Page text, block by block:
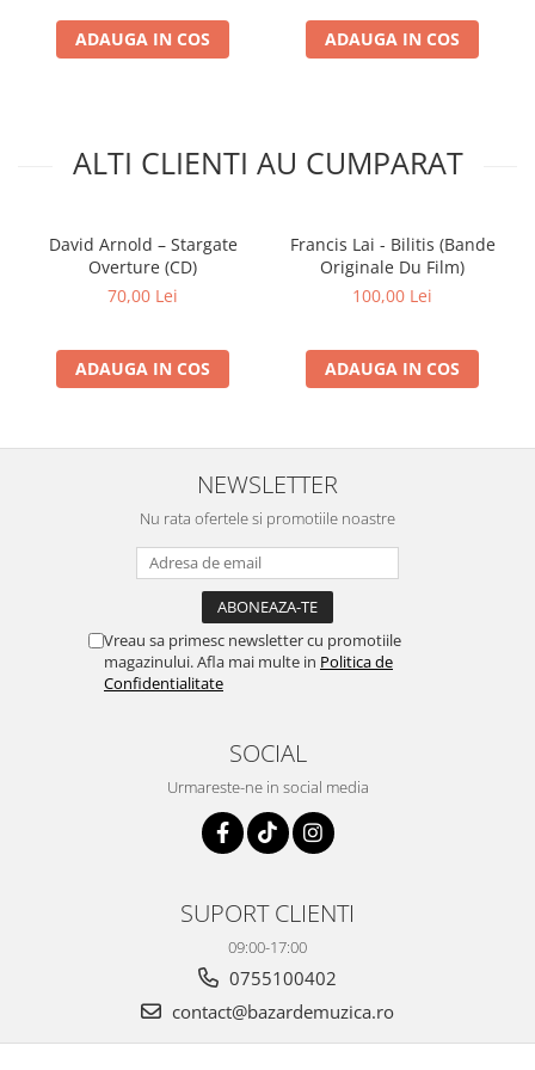
ADAUGA IN COS ADAUGA IN COS
ALTI CLIENTI AU CUMPARAT
David Arnold – Stargate
Overture (CD)
70,00 Lei
ADAUGA IN COS
Francis Lai - Bilitis (Bande
Originale Du Film)
100,00 Lei
ADAUGA IN COS
NEWSLETTER
Nu rata ofertele si promotiile noastre
Vreau sa primesc newsletter cu promotiile
magazinului. Afla mai multe in Politica de
Confidentialitate
SOCIAL
Urmareste-ne in social media
SUPORT CLIENTI
09:00-17:00
0755100402
contact@bazardemuzica.ro